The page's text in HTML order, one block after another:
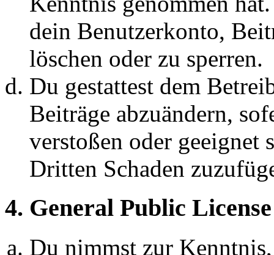
dein Benutzerkonto,
löschen oder zu sperren.
Du gestattest dem
Beiträge abzuändern,
verstoßen oder geeignet
Dritten Schaden
4. General Public License
Du nimmst zur